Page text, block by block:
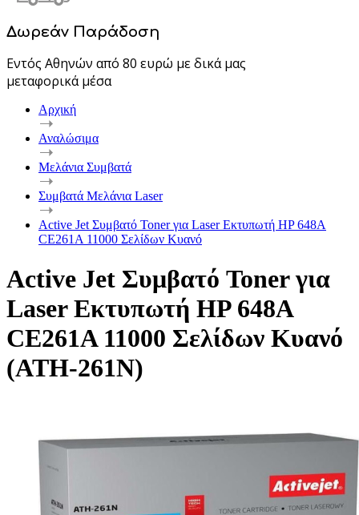
Δωρεάν Παράδοση
Εντός Αθηνών από 80 ευρώ με δικά μας
μεταφορικά μέσα
Αρχική
Αναλώσιμα
Μελάνια Συμβατά
Συμβατά Μελάνια Laser
Active Jet Συμβατό Toner για Laser Εκτυπωτή HP 648A
CE261A 11000 Σελίδων Κυανό
Active Jet Συμβατό Toner για
Laser Εκτυπωτή HP 648A
CE261A 11000 Σελίδων Κυανό
(ATH-261N)